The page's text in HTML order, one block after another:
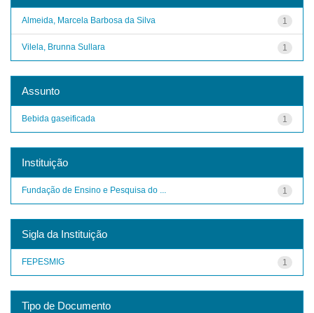
1
Almeida, Marcela Barbosa da Silva
1
Vilela, Brunna Sullara
Assunto
1
Bebida gaseificada
Instituição
1
Fundação de Ensino e Pesquisa do ...
Sigla da Instituição
1
FEPESMIG
Tipo de Documento